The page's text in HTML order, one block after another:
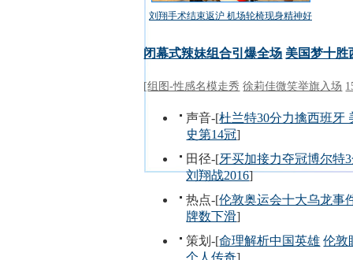
刘翔手术结束返沪 机场轮椅现身精神好
闭幕式辣妹组合引爆全场 美国梦十胜
[组图-性感名模走秀 徐莉佳微笑举旗入场
声音-[杜兰特30分力擒西班牙
史第14冠]
田径-[牙买加接力夺冠博尔特
刘翔战2016]
热点-[伦敦奥运会十大乌龙事
牌数下滑]
策划-[命理解析中国英雄 伦敦
个人传奇]